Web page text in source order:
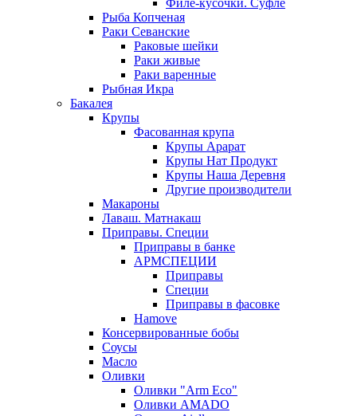
Филе-кусочки. Суфле
Рыба Копченая
Раки Севанские
Раковые шейки
Раки живые
Раки варенные
Рыбная Икра
Бакалея
Крупы
Фасованная крупа
Крупы Арарат
Крупы Нат Продукт
Крупы Наша Деревня
Другие производители
Макароны
Лаваш. Матнакаш
Приправы. Специи
Приправы в банке
АРМСПЕЦИИ
Приправы
Специи
Приправы в фасовке
Hamove
Консервированные бобы
Соусы
Масло
Оливки
Оливки "Arm Eco"
Оливки AMADO